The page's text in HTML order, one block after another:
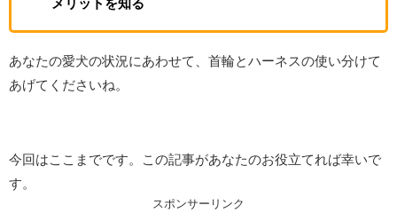
メリットを知る
あなたの愛犬の状況にあわせて、首輪とハーネスの使い分けて
あげてくださいね。
今回はここまでです。この記事があなたのお役立てれば幸いで
す。
スポンサーリンク